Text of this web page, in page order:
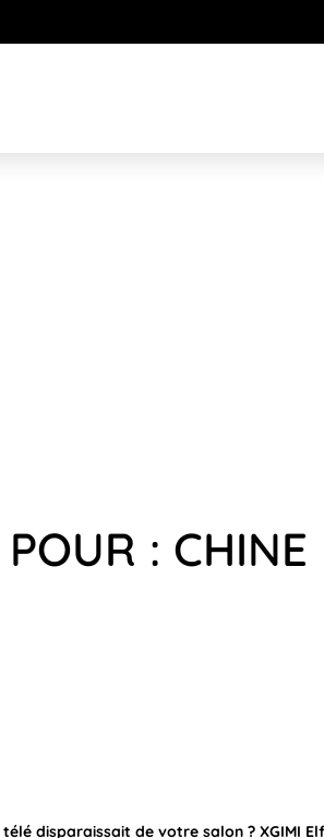
: CHINE
télé disparaissait de votre salon ? XGIMI